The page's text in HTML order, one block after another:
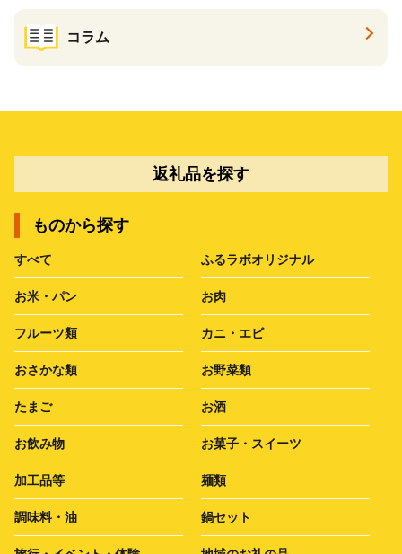
コラム
返礼品を探す
ものから探す
すべて ふるラボオリジナル
お米・パン お肉
フルーツ類 カニ・エビ
おさかな類 お野菜類
たまご お酒
お飲み物 お菓子・スイーツ
加工品等 麺類
調味料・油 鍋セット